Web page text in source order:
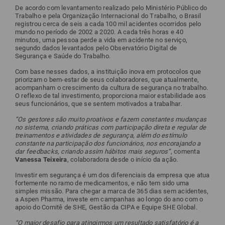
De acordo com levantamento realizado pelo Ministério Público do
Trabalho e pela Organização Internacional do Trabalho, o Brasil
registrou cerca de seis a cada 100 mil acidentes ocorridos pelo
mundo no período de 2002 a 2020. A cada três horas e 40
minutos, uma pessoa perde a vida em acidente no serviço,
segundo dados levantados pelo Observatório Digital de
Segurança e Saúde do Trabalho.
Com base nesses dados, a instituição inova em protocolos que
priorizam o bem-estar de seus colaboradores, que atualmente,
acompanham o crescimento da cultura de segurança no trabalho.
O reflexo de tal investimento, proporciona maior estabilidade aos
seus funcionários, que se sentem motivados a trabalhar.
“Os gestores são muito proativos e fazem constantes mudanças
no sistema, criando práticas com participação direta e regular de
treinamentos e atividades de segurança, além do estímulo
constante na participação dos funcionários, nos encorajando a
dar feedbacks, criando assim hábitos mais seguros”, comenta
Vanessa Teixeira, colaboradora desde o início da ação.
Investir em segurança é um dos diferenciais da empresa que atua
fortemente no ramo de medicamentos, e não tem sido uma
simples missão. Para chegar a marca de 365 dias sem acidentes,
a Aspen Pharma, investe em campanhas ao longo do ano com o
apoio do Comitê de SHE, Gestão da CIPA e Equipe SHE Global.
“O maior desafio para atingirmos um resultado satisfatório é a